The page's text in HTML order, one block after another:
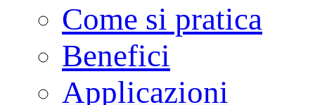
Come si pratica
Benefici
Applicazioni